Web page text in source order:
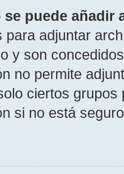
se puede añadir
para adjuntar
y son
no permite
ciertos
si no está